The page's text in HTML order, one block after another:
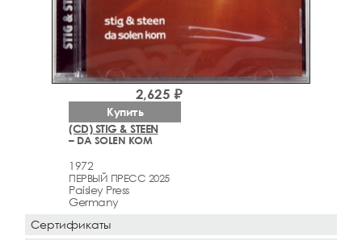
(CD) STIG & STEEN
– DA SOLEN KOM
1972
ПЕРВЫЙ ПРЕСС 2025
Paisley Press
Germany
2,625 ₽
Купить
Сертификаты